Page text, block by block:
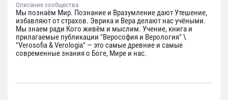
Описание сообщества
Мы познаём Мир. Познание и Вразумление дают Утешение,
избавляют от страхов. Эврика и Вера делают нас учёными.
Мы знаем ради Кого живём и мыслим. Учение, книга и
прилагаемые публикации "Верософия и Верология" \
"Verosofia & Verologia" — это самые древние и самые
современные знания о Боге, Мире и нас.